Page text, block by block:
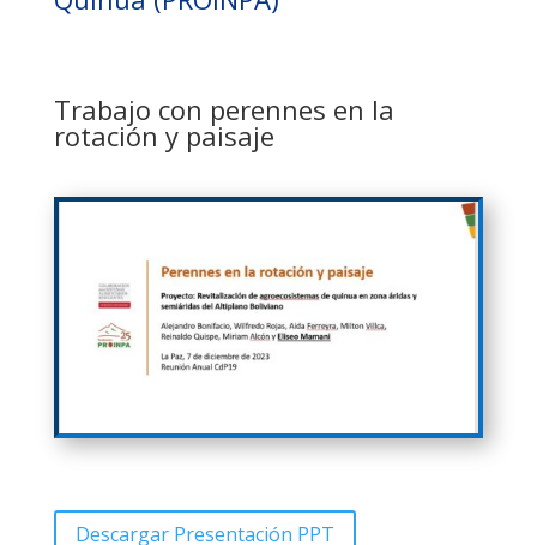
Trabajo con perennes en la
rotación y paisaje
Descargar Presentación PPT